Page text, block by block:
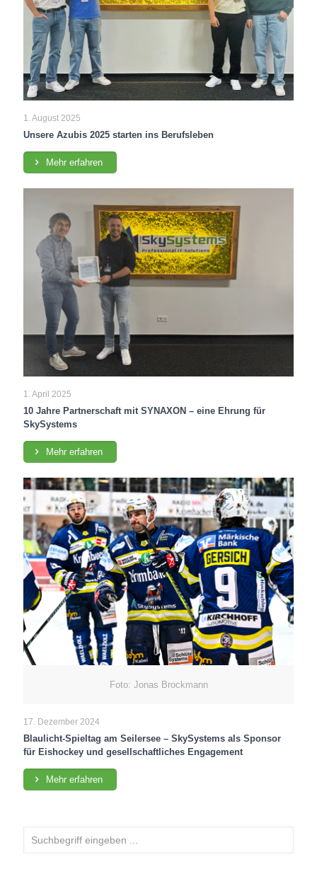
1. August 2025
Unsere Azubis 2025 starten ins Berufsleben
Mehr erfahren
1. April 2025
10 Jahre Partnerschaft mit SYNAXON – eine Ehrung für
SkySystems
Mehr erfahren
Foto: Jonas Brockmann
17. Dezember 2024
Blaulicht-Spieltag am Seilersee – SkySystems als Sponsor
für Eishockey und gesellschaftliches Engagement
Mehr erfahren